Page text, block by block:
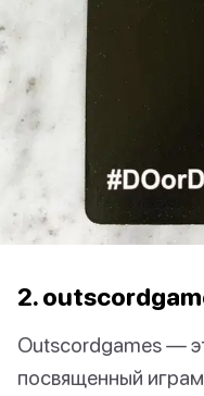
2.
Outscordgames —
посвященный